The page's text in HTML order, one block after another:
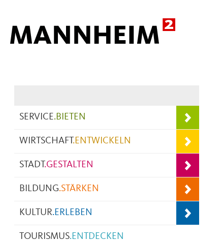
SERVICE.BIETEN
WIRTSCHAFT.ENTWICKELN
STADT.GESTALTEN
BILDUNG.STÄRKEN
KULTUR.ERLEBEN
TOURISMUS.ENTDECKEN